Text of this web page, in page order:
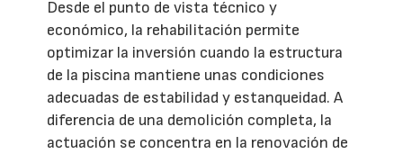
Desde el punto de vista técnico y
económico, la rehabilitación permite
optimizar la inversión cuando la estructura
de la piscina mantiene unas condiciones
adecuadas de estabilidad y estanqueidad. A
diferencia de una demolición completa, la
actuación se concentra en la renovación de